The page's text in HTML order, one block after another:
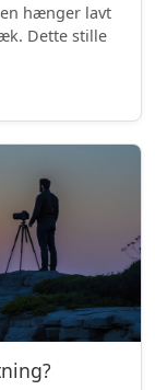
hænger lavt
Dette stille